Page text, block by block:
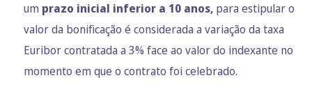
um prazo inicial inferior a 10 anos, para estipular o
valor da bonificação é considerada a variação da taxa
Euribor contratada a 3% face ao valor do indexante no
momento em que o contrato foi celebrado.